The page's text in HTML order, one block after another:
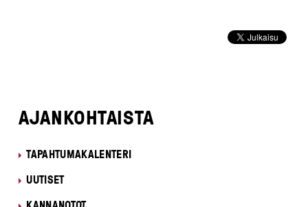
AJANKOHTAISTA
TAPAHTUMAKALENTERI
UUTISET